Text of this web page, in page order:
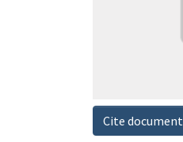
Cite document